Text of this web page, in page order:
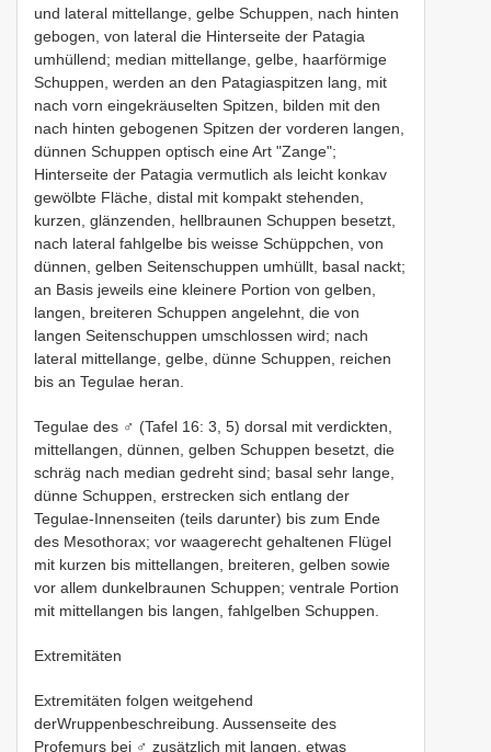
und lateral mittellange, gelbe Schuppen, nach hinten
gebogen, von lateral die Hinterseite der Patagia
umhüllend; median mittellange, gelbe, haarförmige
Schuppen, werden an den Patagiaspitzen lang, mit
nach vorn eingekräuselten Spitzen, bilden mit den
nach hinten gebogenen Spitzen der vorderen langen,
dünnen Schuppen optisch eine Art "Zange";
Hinterseite der Patagia vermutlich als leicht konkav
gewölbte Fläche, distal mit kompakt stehenden,
kurzen, glänzenden, hellbraunen Schuppen besetzt,
nach lateral fahlgelbe bis weisse Schüppchen, von
dünnen, gelben Seitenschuppen umhüllt, basal nackt;
an Basis jeweils eine kleinere Portion von gelben,
langen, breiteren Schuppen angelehnt, die von
langen Seitenschuppen umschlossen wird; nach
lateral mittellange, gelbe, dünne Schuppen, reichen
bis an Tegulae heran.
Tegulae des ♂ (Tafel 16: 3, 5) dorsal mit verdickten,
mittellangen, dünnen, gelben Schuppen besetzt, die
schräg nach median gedreht sind; basal sehr lange,
dünne Schuppen, erstrecken sich entlang der
Tegulae-Innenseiten (teils darunter) bis zum Ende
des Mesothorax; vor waagerecht gehaltenen Flügel
mit kurzen bis mittellangen, breiteren, gelben sowie
vor allem dunkelbraunen Schuppen; ventrale Portion
mit mittellangen bis langen, fahlgelben Schuppen.
Extremitäten
Extremitäten folgen weitgehend
derWruppenbeschreibung. Aussenseite des
Profemurs bei ♂ zusätzlich mit langen, etwas